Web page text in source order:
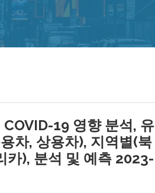
19 영향 분석, 유
차, 상용차), 지역별(북
카), 분석 및 예측 2023-